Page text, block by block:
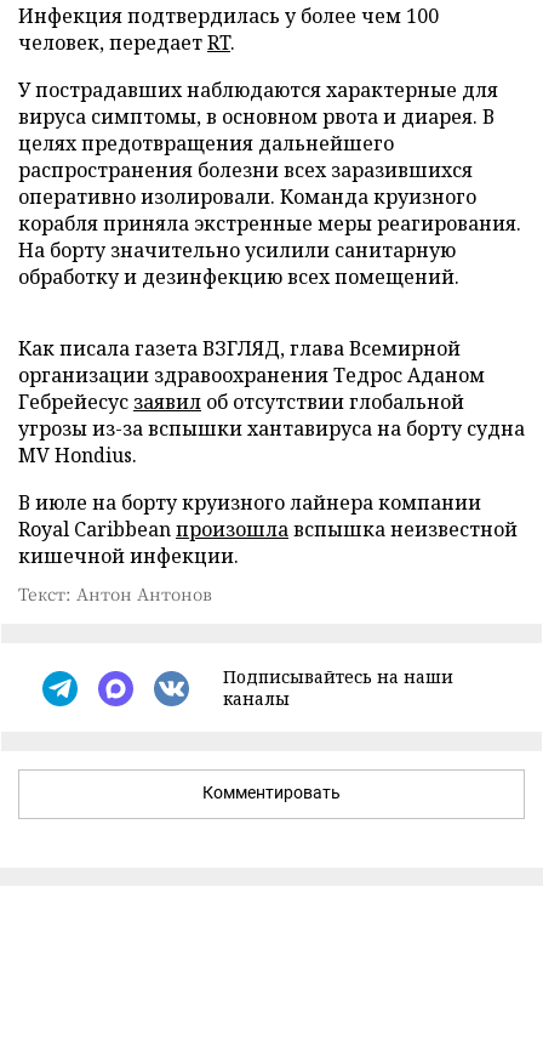
Инфекция подтвердилась у более чем 100
человек, передаетRT.
У пострадавших наблюдаются характерные для
вируса симптомы, в основном рвота и диарея. В
целях предотвращения дальнейшего
распространения болезни всех заразившихся
оперативно изолировали. Команда круизного
корабля приняла экстренные меры реагирования.
На борту значительно усилили санитарную
обработку и дезинфекцию всех помещений.
Как писала газета ВЗГЛЯД, глава Всемирной
организации здравоохранения Тедрос Аданом
Гебрейесус заявил об отсутствии глобальной
угрозы из-за вспышки хантавируса на борту судна
MV Hondius.
В июле на борту круизного лайнера компании
Royal Caribbeanпроизошлавспышка неизвестной
кишечной инфекции.
Текст: Антон Антонов
Подписывайтесь на наши
каналы
Комментировать